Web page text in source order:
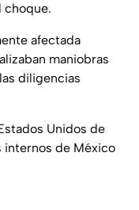
choque.
afectada
maniobras
diligencias
Unidos de
internos de México